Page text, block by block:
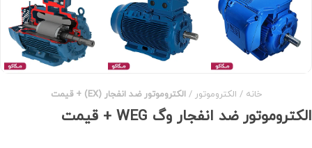
خانه الکتروموتور الکتروموتور ضد انفجار (EX) + قیمت
الکتروموتور ضد انفجار وگ WEG + قیمت